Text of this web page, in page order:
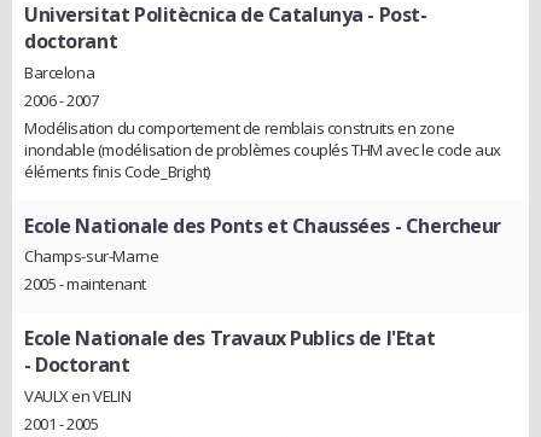
Universitat Politècnica de Catalunya - Post-
doctorant
Barcelona
2006 - 2007
Modélisation du comportement de remblais construits en zone
inondable (modélisation de problèmes couplés THM avec le code aux
éléments finis Code_Bright)
Ecole Nationale des Ponts et Chaussées - Chercheur
Champs-sur-Marne
2005 - maintenant
Ecole Nationale des Travaux Publics de l'Etat
- Doctorant
VAULX en VELIN
2001 - 2005